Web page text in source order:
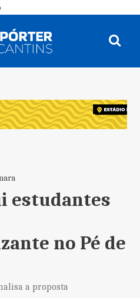
estudantes
no Pé de
a proposta